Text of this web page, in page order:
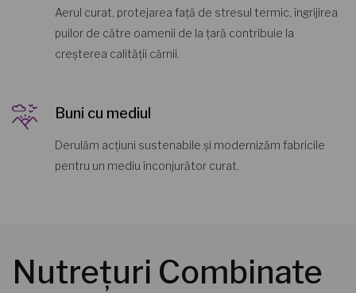
Aerul curat, protejarea față de stresul termic, îngrijirea
puilor de către oamenii de la țară contribuie la
creșterea calității cărnii.
Buni cu mediul
Derulăm acțiuni sustenabile și modernizăm fabricile
pentru un mediu înconjurător curat.
Nutrețuri Combinate